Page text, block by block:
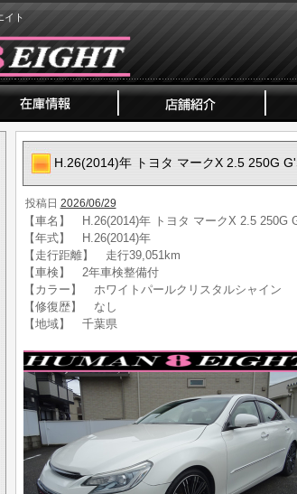
イト
H.26(2014)年 トヨタ マークX 2.5 250G
投稿日 2026/06/29
【車名】 H.26(2014)年 トヨタ マークX 2.5 250G
【年式】 H.26(2014)年
【走行距離】 走行39,051km
【車検】 2年車検整備付
【カラー】 ホワイトパールクリスタルシャイン
【修復歴】 なし
【地域】 千葉県